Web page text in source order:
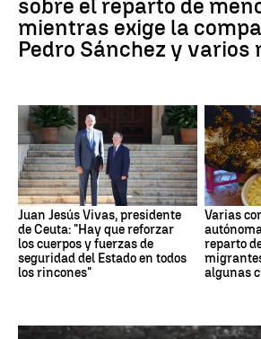
sobre el reparto de
mientras exige la
Pedro Sánchez y
Juan Jesús Vivas, presidente
de Ceuta: "Hay que reforzar
los cuerpos y fuerzas de
seguridad del Estado en todos
los rincones"
Varias
reparto
algunas